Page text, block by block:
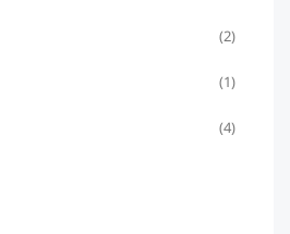
(2)
(1)
(4)